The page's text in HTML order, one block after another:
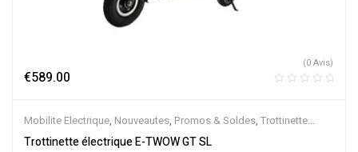
€589.00
(0 Avis)
Mobilite Electrique, Nouveautes, Promos & Soldes, Trottinette
Electrique
Trottinette électrique E-TWOW GT SL